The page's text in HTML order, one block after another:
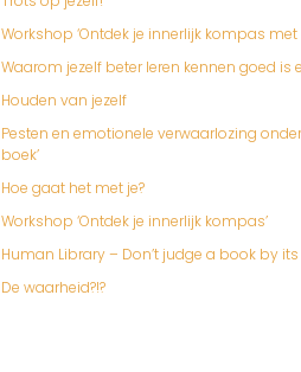
Workshop ‘Ontdek je innerlijk kompas
Waarom jezelf beter leren kennen goed is
Houden van jezelf
Pesten en emotionele verwaarlozing
boek’
Hoe gaat het met je?
Workshop ‘Ontdek je innerlijk kompas’
Human Library – Don’t judge a book by
De waarheid?!?